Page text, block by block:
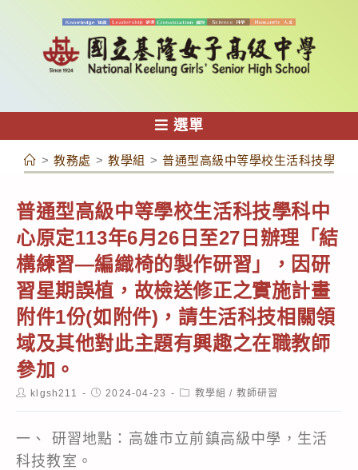
容
選單
> 教務處 > 教學組 > 普通型高級中等學校生活科技學科
普通型高級中等學校生活科技學科中
心原定113年6月26日至27日辦理「結
構練習—編織椅的製作研習」，因研
習星期誤植，故檢送修正之實施計畫
附件1份(如附件)，請生活科技相關領
域及其他對此主題有興趣之在職教師
參加。
Postklgsh211
Post2024-04-23
Post教學組 / 教師研習
一、 研習地點：高雄市立前鎮高級中學，生活
科技教室。